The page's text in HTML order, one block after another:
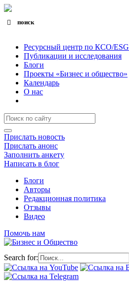
поиск
Ресурсный центр по КСО/ESG
Публикации и исследования
Блоги
Проекты «Бизнес и общество»
Календарь
О нас
Прислать новость
Прислать анонс
Заполнить анкету
Написать в блог
Блоги
Авторы
Редакционная политика
Отзывы
Видео
Помочь нам
Search for: